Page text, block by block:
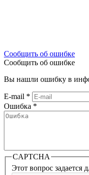
Сообщить об ошибке
Сообщить об ошибке
Вы нашли ошибку в
E-mail *
Ошибка *
CAPTCHA
Этот вопрос задается